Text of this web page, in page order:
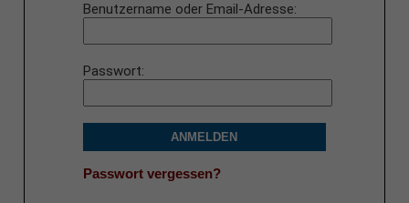
Benutzername oder Email-Adresse
Passwort
ANMELDEN
Passwort vergessen?